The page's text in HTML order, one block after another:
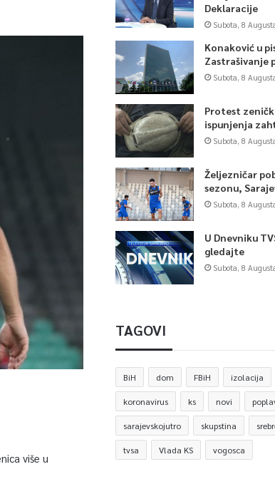
više u
Deklaracije
Subota, 8
Konaković u
Zastrašivanje
Subota, 8
Protest
ispunjenja
Subota, 8
Željezničar
sezonu,
Subota, 8
U Dnevniku
gledajte
Subota, 8
TAGOVI
BiH dom FBiH izolacija
koronavirus ks novi
sarajevskojutro skupstina
tvsa Vlada KS vogosca